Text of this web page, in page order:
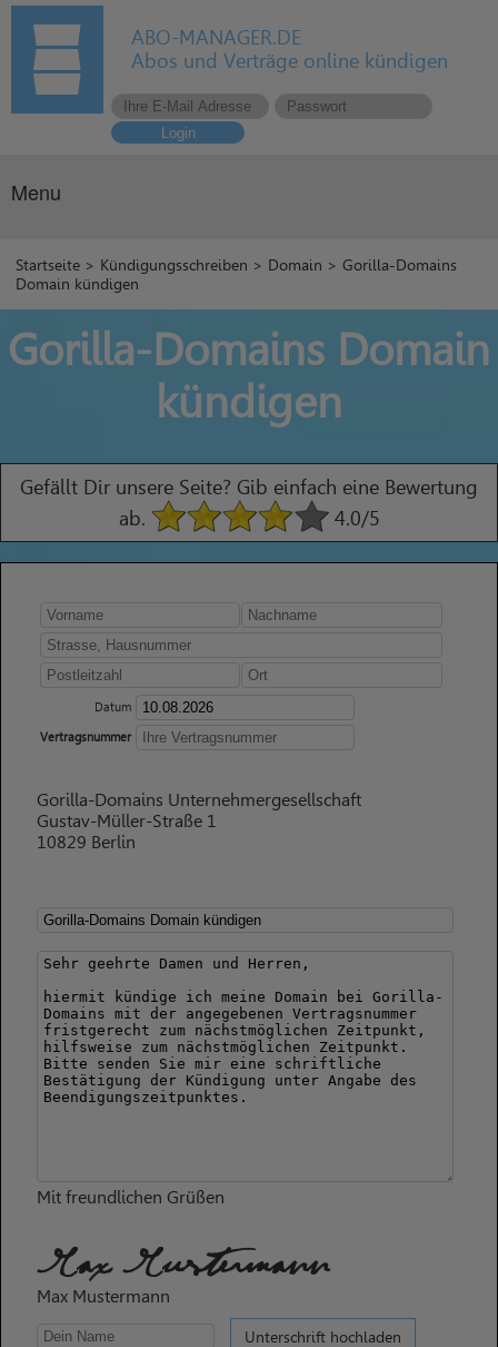
ABO-MANAGER.DE
Abos und Verträge online kündigen
Login
Menu
Startseite > Kündigungsschreiben > Domain > Gorilla-Domains
Domain kündigen
Gorilla-Domains Domain
kündigen
Gefällt Dir unsere Seite? Gib einfach eine Bewertung
ab.
4.0/5
Datum
Vertragsnummer
Gorilla-Domains Unternehmergesellschaft
Gustav-Müller-Straße 1
10829 Berlin
Mit freundlichen Grüßen
Max Mustermann
Max Mustermann
Unterschrift hochladen